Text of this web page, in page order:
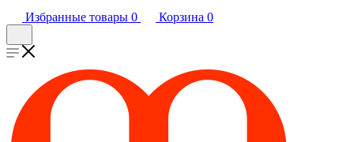
Избранные товары 0 Корзина 0